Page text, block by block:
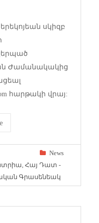
սկիզբ
Ժամանակակից
հարթակի վրայ:
News
,Հայ Դատ -
Գրասենեակ